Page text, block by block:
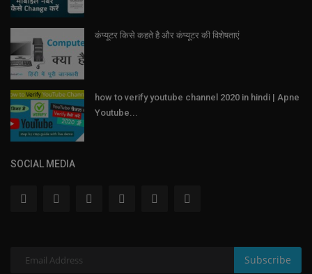
कंप्यूटर किसे कहते है और कंप्यूटर की विशेषताएं
how to verify youtube channel 2020 in hindi | Apne
Youtube...
SOCIAL MEDIA
Subscribe